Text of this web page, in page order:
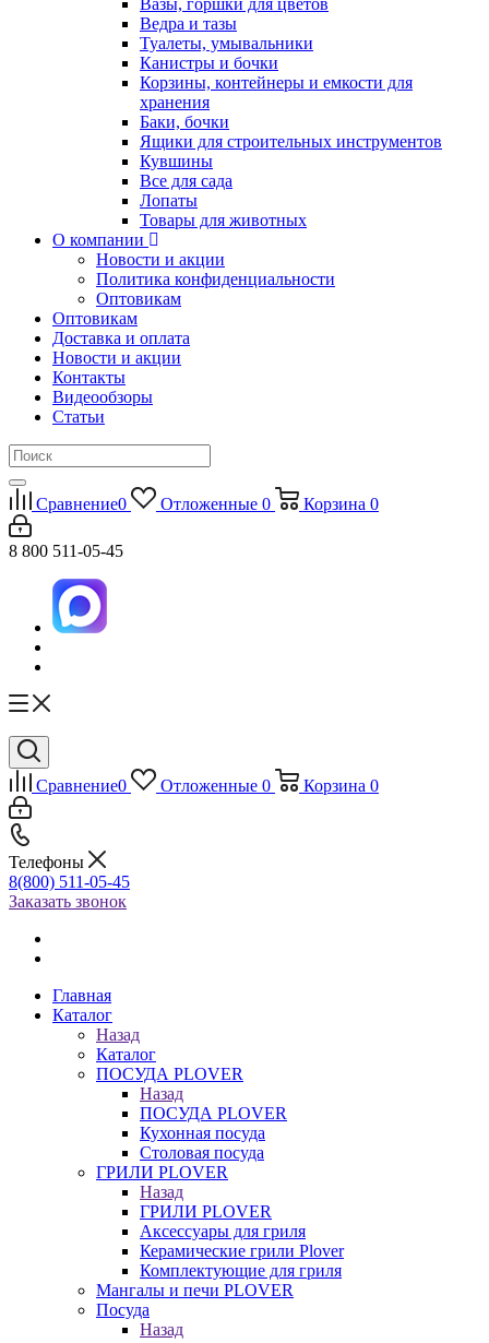
Вазы, горшки для цветов
Ведра и тазы
Туалеты, умывальники
Канистры и бочки
Корзины, контейнеры и емкости для
хранения
Баки, бочки
Ящики для строительных инструментов
Кувшины
Все для сада
Лопаты
Товары для животных
О компании
Новости и акции
Политика конфиденциальности
Оптовикам
Оптовикам
Доставка и оплата
Новости и акции
Контакты
Видеообзоры
Статьи
Сравнение0 Отложенные 0 Корзина 0
8 800 511-05-45
Сравнение0 Отложенные 0 Корзина 0
Телефоны
8(800) 511-05-45
Заказать звонок
Главная
Каталог
Назад
Каталог
ПОСУДА PLOVER
Назад
ПОСУДА PLOVER
Кухонная посуда
Столовая посуда
ГРИЛИ PLOVER
Назад
ГРИЛИ PLOVER
Аксессуары для гриля
Керамические грили Plover
Комплектующие для гриля
Мангалы и печи PLOVER
Посуда
Назад